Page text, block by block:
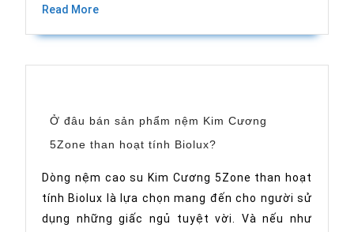
mức
rẻ
Read MoreRead
Ở đâu bán sản phẩm nệm Kim Cương
5Zone than hoạt tính Biolux?
sản
phẩm
nệm
Kim
Cương
Dòng nệm cao su Kim Cương 5Zone than hoạt
tính Biolux là lựa chọn mang đến cho người sử
dụng những giấc ngủ tuyệt vời. Và nếu như